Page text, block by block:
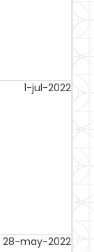
1-jul-2022
28-may-2022